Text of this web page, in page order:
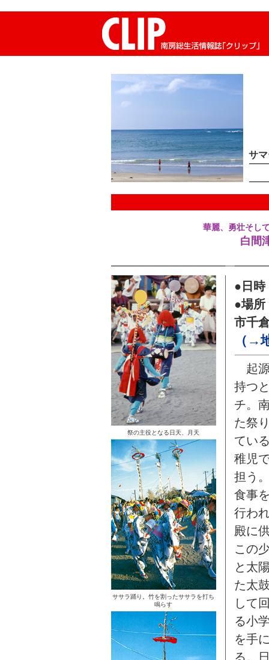
CLIP南房総生活情報誌「クリップ」
サ
華麗、勇壮そし
白間
祭の主役となる日天、月天
ササラ踊り。竹を割ったササラを打ち
鳴らす
●日時
●場所
市千
（→
起源
持つ
チ。
た祭
てい
稚児
担う
食事
行わ
殿に
この
と太
た太
して
る小
を手
る。